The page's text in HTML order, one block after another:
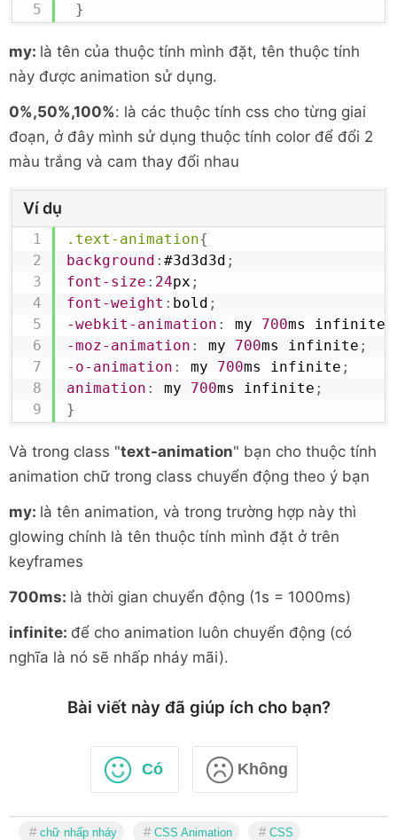
}
my: là tên của thuộc tính mình đặt, tên thuộc tính
này được animation sử dụng.
0%,50%,100%: là các thuộc tính css cho từng giai
đoạn, ở đây mình sử dụng thuộc tính color để đổi 2
màu trắng và cam thay đổi nhau
Ví dụ
.text-animation{
background : #3d3d3d ;
font-size : 24px ;
font-weight : bold ;
-webkit-animation : my 700ms infinite
-moz-animation : my 700ms infinite ;
-o-animation : my 700ms infinite ;
animation : my 700ms infinite ;
}
Và trong class "text-animation" bạn cho thuộc tính
animation chữ trong class chuyển động theo ý bạn
my: là tên animation, và trong trường hợp này thì
glowing chính là tên thuộc tính mình đặt ở trên
keyframes
700ms: là thời gian chuyển động (1s = 1000ms)
infinite: để cho animation luôn chuyển động (có
nghĩa là nó sẽ nhấp nháy mãi).
Bài viết này đã giúp ích cho bạn?
Có Không
chữ nhấp nháy CSS Animation CSS